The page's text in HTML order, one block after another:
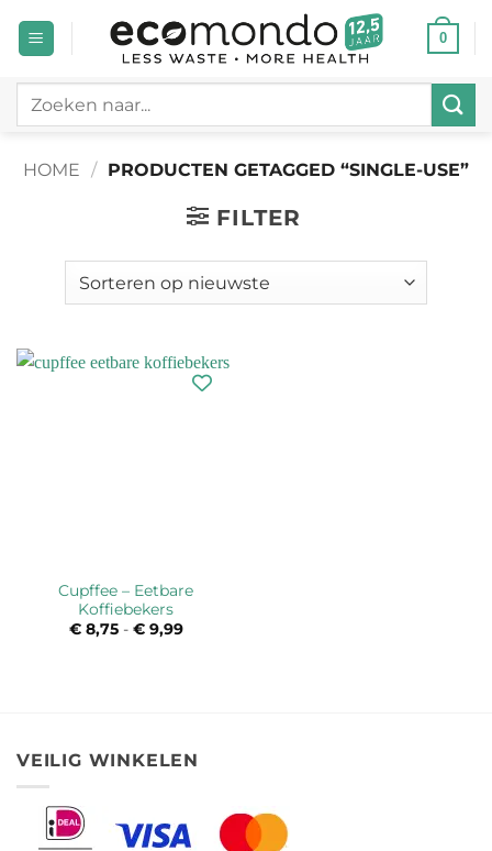
naar
0
Zoeken
HOME / PRODUCTEN GETAGGED “SINGLE-USE”
FILTER
Cupffee – Eetbare
Koffiebekers
€8,75 - €9,99Prijsklasse:
VEILIG WINKELEN